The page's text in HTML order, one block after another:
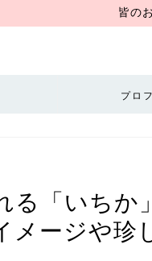
皆の
プロ
る「いちか
メージや珍